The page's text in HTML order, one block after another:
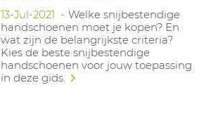
13-Jul-2021
Welke snijbestendige
handschoenen moet je kopen? En
wat zijn de belangrijkste criteria?
Kies de beste snijbestendige
handschoenen voor jouw toepassing
in deze gids.